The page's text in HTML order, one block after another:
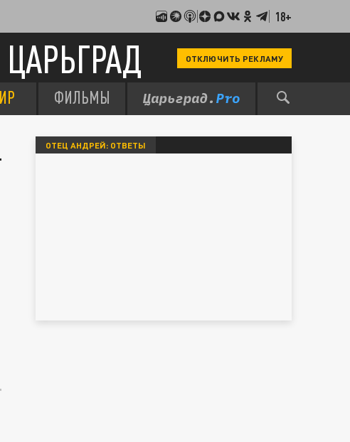
18+
ЦАРЬГРАД ОТКЛЮЧИТЬ РЕКЛАМУ
ФИЛЬМЫ
ОТЕЦ АНДРЕЙ: ОТВЕТЫ